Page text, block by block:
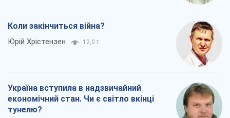
Коли закінчиться війна?
Юрій Хрістензен 12,0 т.
Україна вступила в надзвичайний
економічний стан. Чи є світло вкінці
тунелю?